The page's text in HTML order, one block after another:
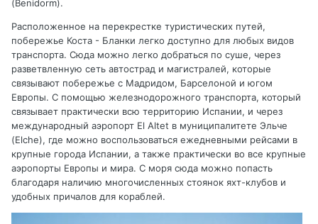
(Benidorm).
Расположенное на перекрестке туристических путей,
побережье Коста - Бланки легко доступно для любых видов
транспорта. Сюда можно легко добраться по суше, через
разветвленную сеть автострад и магистралей, которые
связывают побережье с Мадридом, Барселоной и югом
Европы. С помощью железнодорожного транспорта, который
связывает практически всю территорию Испании, и через
международный аэропорт El Altet в муниципалитете Эльче
(Elche), где можно воспользоваться ежедневными рейсами в
крупные города Испании, а также практически во все крупные
аэропорты Европы и мира. С моря сюда можно попасть
благодаря наличию многочисленных стоянок яхт-клубов и
удобных причалов для кораблей.